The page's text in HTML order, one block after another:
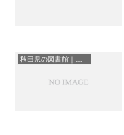
秋田県の図書館｜勉強できる場所